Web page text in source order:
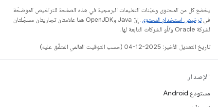
يخضع كل من المحتوى وعيّنات التعليمات البرمجية في هذه الصفحة للتراخيص الموضحّة
فيترخيص استخدام المحتوى
. إنّ Java وOpenJDK هما علامتان تجاريتان مسجَّلتان
لشركة Oracle و/أو الشركات التابعة لها.
تاريخ التعديل الأخير: 2025-12-04 (حسب التوقيت العالمي المتفَّق عليه)
الإصدار
مستودع Android